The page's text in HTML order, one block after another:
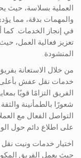
العملية بسلاسة، حيث
والمهمات بدقة، مما
في إنجاز الخدمات.
تعزيز فعالية العمل،
المنشودة.
من خلال الاستعانة
خدمات نقل عفش بأعلى
الفريق التزامًا قويًا
شعورًا بالطمأنينة
التواصل الفعال مع
على اطلاع دائم حول
اختيار خدمات ونيت نقل
حيث يعمل الفريق